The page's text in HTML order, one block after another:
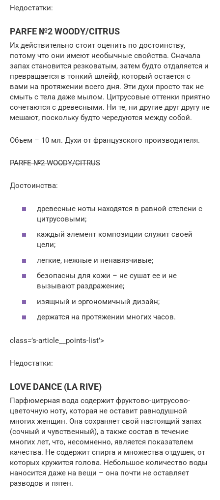
Недостатки:
PARFE №2 WOODY/CITRUS
Их действительно стоит оценить по достоинству,
потому что они имеют необычные свойства. Сначала
запах становится резковатым, затем будто отдаляется и
превращается в тонкий шлейф, который остается с
вами на протяжении всего дня. Эти духи просто так не
смыть с тела даже мылом. Цитрусовые оттенки приятно
сочетаются с древесными. Ни те, ни другие друг другу не
мешают, поскольку будто чередуются между собой.
Объем – 10 мл. Духи от французского производителя.
PARFE №2 WOODY/CITRUS
Достоинства:
древесные ноты находятся в равной степени с
цитрусовыми;
каждый элемент композиции служит своей
цели;
легкие, нежные и ненавязчивые;
безопасны для кожи – не сушат ее и не
вызывают раздражение;
изящный и эргономичный дизайн;
держатся на протяжении многих часов.
class=’s-article__points-list’>
Недостатки:
LOVE DANCE (LA RIVE)
Парфюмерная вода содержит фруктово-цитрусово-
цветочную ноту, которая не оставит равнодушной
многих женщин. Она сохраняет свой настоящий запах
(сочный и чувственный), а также состав в течение
многих лет, что, несомненно, является показателем
качества. Не содержит спирта и множества отдушек, от
которых кружится голова. Небольшое количество воды
наносится даже на вещи – она почти не оставляет
разводов и пятен.